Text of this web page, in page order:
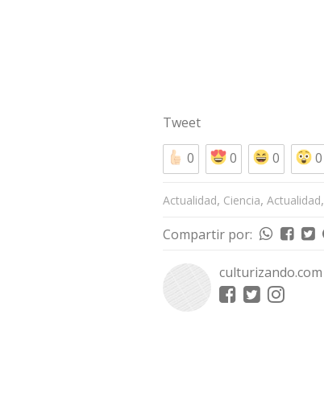
Tweet
0
0 0 0
Actualidad, Ciencia, Actualidad,
Compartir por:
culturizando.com